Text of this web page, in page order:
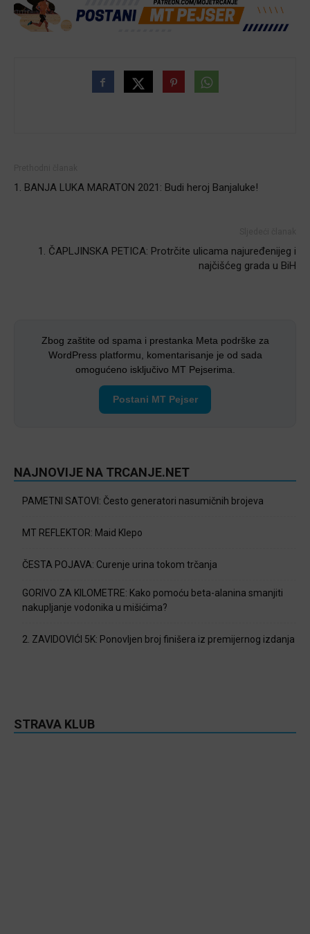
1. BANJA LUKA MARATON 2021: Budi heroj Banjaluke!
1. ČAPLJINSKA PETICA: Protrčite ulicama najuređenijeg i
najčišćeg grada u BiH
Zbog zaštite od spama i prestanka Meta podrške za
WordPress platformu, komentarisanje je od sada
omogućeno isključivo MT Pejserima.
Postani MT Pejser
NAJNOVIJE NA TRCANJE.NET
PAMETNI SATOVI: Često generatori nasumičnih brojeva
MT REFLEKTOR: Maid Klepo
ČESTA POJAVA: Curenje urina tokom trčanja
GORIVO ZA KILOMETRE: Kako pomoću beta-alanina smanjiti
nakupljanje vodonika u mišićima?
2. ZAVIDOVIĆI 5K: Ponovljen broj finišera iz premijernog izdanja
STRAVA KLUB